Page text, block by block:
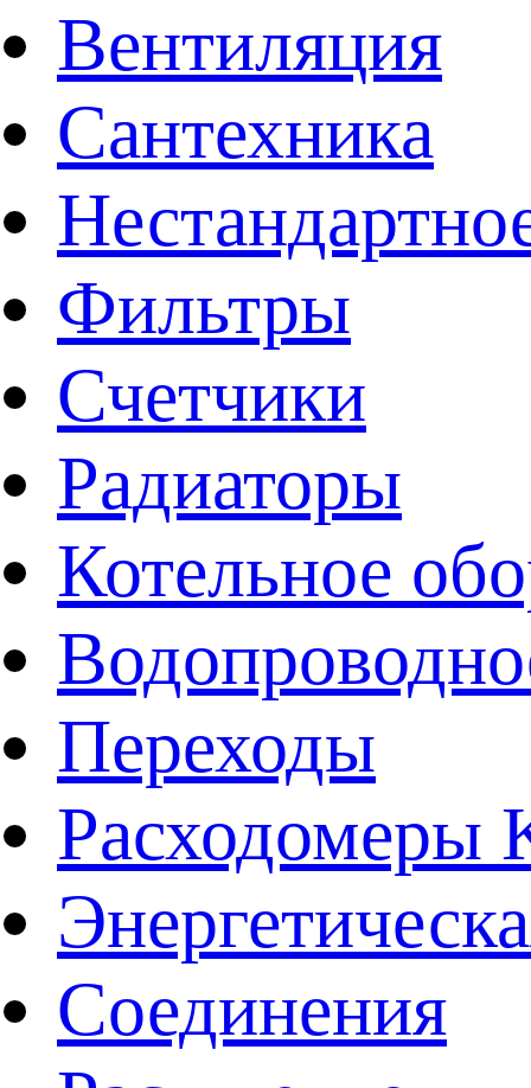
Вентиляция
Сантехника
Фильтры
Счетчики
Радиаторы
Котельное
Переходы
Расходомеры
Соединения